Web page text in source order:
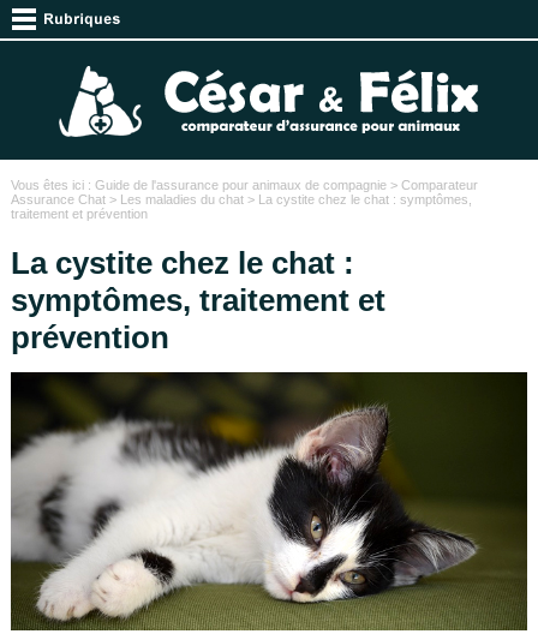
Vous êtes ici : Guide de l'assurance pour animaux de compagnie> Comparateur
Assurance Chat> Les maladies du chat> La cystite chez le chat : symptômes,
traitement et prévention
La cystite chez le chat :
symptômes, traitement et
prévention